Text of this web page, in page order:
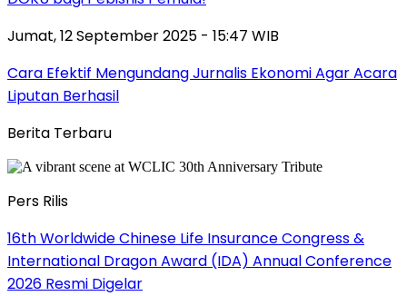
Jumat, 12 September 2025 - 15:47 WIB
Cara Efektif Mengundang Jurnalis Ekonomi Agar Acara
Liputan Berhasil
Berita Terbaru
Pers Rilis
16th Worldwide Chinese Life Insurance Congress &
International Dragon Award (IDA) Annual Conference
2026 Resmi Digelar